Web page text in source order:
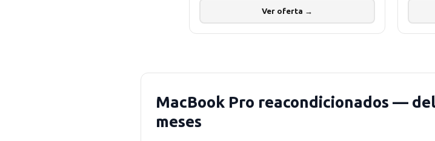
Ver oferta →
MacBook Pro reacondicionados —
meses